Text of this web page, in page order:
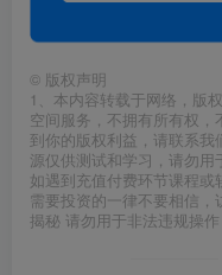
© 版权声明
1、本内容转载于网络，版
空间服务，不拥有所有权
到你的版权利益，请联系
源仅供测试和学习，请勿用
如遇到充值付费环节课程
需要投资的一律不要相信
揭秘 请勿用于非法违规操